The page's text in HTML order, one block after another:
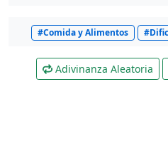
#Comida y Alimentos
Adivinanza Aleatoria